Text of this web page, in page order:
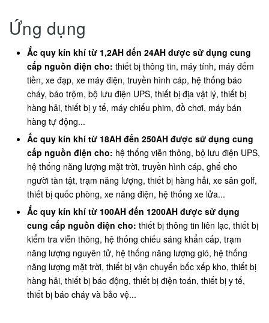
Ứng dụng
Ắc quy kín khí từ 1,2AH đến 24AH được sử dụng cung
cấp nguồn điện cho: thiết bị thông tin, máy tính, máy đếm
tiền, xe đạp, xe máy điện, truyền hình cáp, hệ thống báo
cháy, báo trộm, bộ lưu điện UPS, thiết bị địa vật lý, thiết bị
hàng hải, thiết bị y tế, máy chiếu phim, đồ chơi, máy bán
hàng tự động...
Ắc quy kín khí từ 18AH đến 250AH được sử dụng cung
cấp nguồn điện cho: hệ thống viễn thông, bộ lưu điện UPS,
hệ thống năng lượng mặt trời, truyền hình cáp, ghế cho
người tàn tật, trạm năng lượng, thiết bị hàng hải, xe sân golf,
thiết bị quốc phòng, xe nâng điện, hệ thống xe lửa...
Ắc quy kín khí từ 100AH đến 1200AH được sử dụng
cung cấp nguồn điện cho: thiết bị thông tin liên lạc, thiết bị
kiểm tra viễn thông, hệ thống chiếu sáng khẩn cấp, trạm
năng lượng nguyên tử, hệ thống năng lượng gió, hệ thống
năng lượng mặt trời, thiết bị vận chuyển bốc xếp kho, thiết bị
hàng hải, thiết bị báo động, thiết bị điện toán, thiết bị y tế,
thiết bị báo cháy và bảo vệ...